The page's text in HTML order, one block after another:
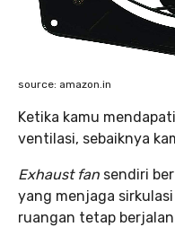
source: amazon.in
Ketika kamu
ventilasi, sebaiknya
Exhaust fan sendiri
yang menjaga
ruangan tetap berjalan